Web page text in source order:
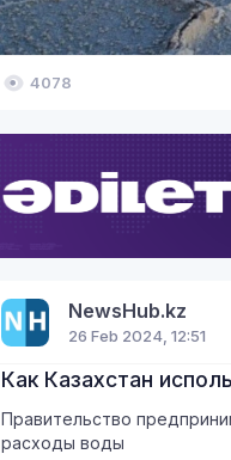
4078
NewsHub.kz
26 Feb 2024, 12:51
Как Казахстан
Правительство
расходы воды